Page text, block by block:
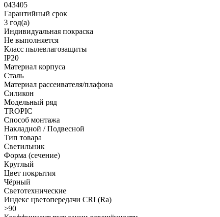
043405
Гарантийный срок
3 год(а)
Индивидуальная покраска
Не выполняется
Класс пылевлагозащиты
IP20
Материал корпуса
Сталь
Материал рассеивателя/плафона
Силикон
Модельный ряд
TROPIC
Способ монтажа
Накладной / Подвесной
Тип товара
Светильник
Форма (сечение)
Круглый
Цвет покрытия
Чёрный
Светотехнические
Индекс цветопередачи CRI (Ra)
>90